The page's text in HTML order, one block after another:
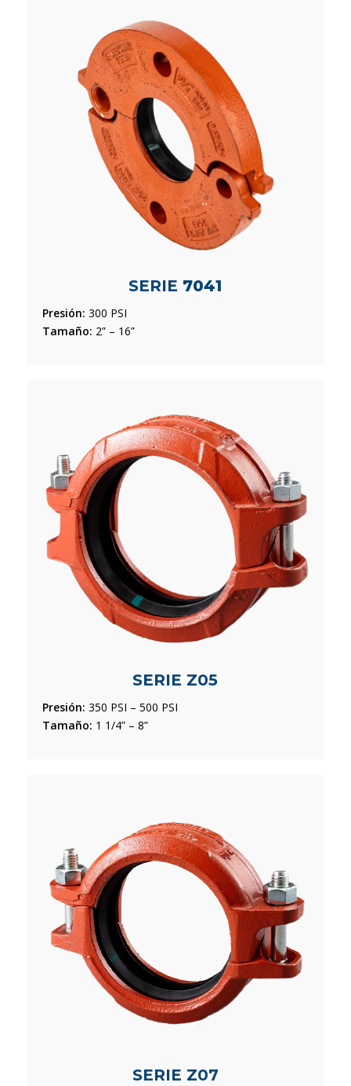
SERIE 7041
Presión: 300 PSI
Tamaño: 2” – 16”
SERIE Z05
Presión: 350 PSI – 500 PSI
Tamaño: 1 1/4” – 8”
SERIE Z07